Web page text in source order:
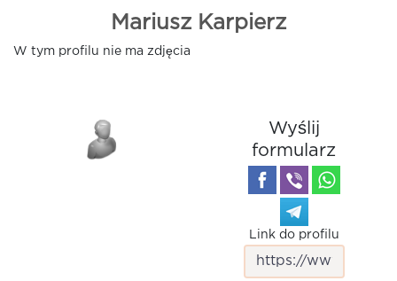
Mariusz Karpierz
W tym profilu nie ma zdjęcia
Wyślij
formularz
Link do profilu